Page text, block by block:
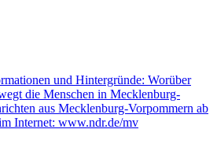
und Hintergründe: Worüber
die Menschen in Mecklenburg-
aus Mecklenburg-Vorpommern ab
Internet: www.ndr.de/mv